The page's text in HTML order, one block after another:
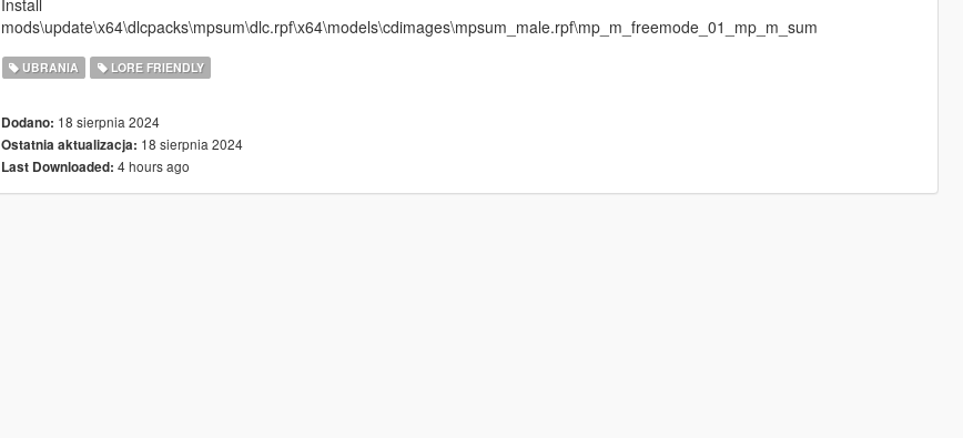
Install
mods\update\x64\dlcpacks\mpsum\dlc.rpf\x64\models\cdimages\mpsum_male.rpf\mp_m_freemode_01_mp_m_sum
UBRANIA LORE FRIENDLY
Dodano: 18 sierpnia 2024
Ostatnia aktualizacja: 18 sierpnia 2024
Last Downloaded: 4 hours ago